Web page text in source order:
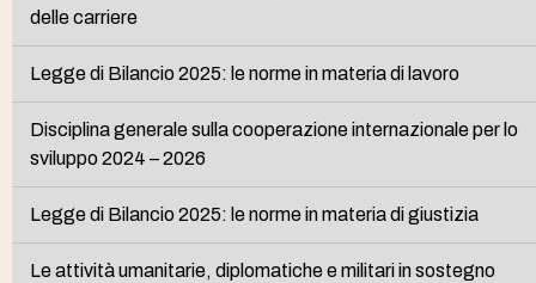
delle carriere
Legge di Bilancio 2025: le norme in materia di lavoro
Disciplina generale sulla cooperazione internazionale per lo
sviluppo 2024 – 2026
Legge di Bilancio 2025: le norme in materia di giustizia
Le attività umanitarie, diplomatiche e militari in sostegno